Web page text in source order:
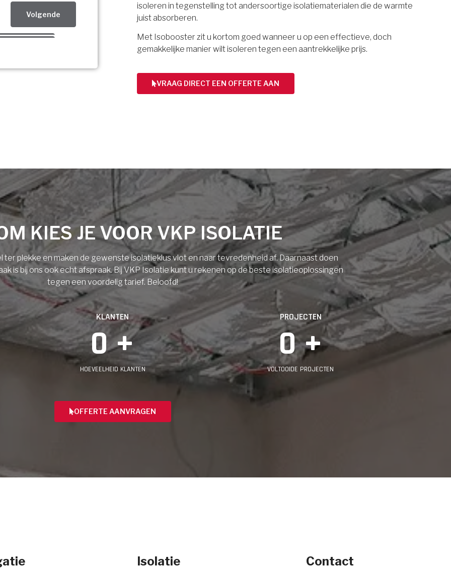
Volgende
isoleren in tegenstelling tot andersoortige isolatiematerialen die de warmte
juist absorberen.
Met Isobooster zit u kortom goed wanneer u op een effectieve, doch
gemakkelijke manier wilt isoleren tegen een aantrekkelijke prijs.
VRAAG DIRECT EEN OFFERTE AAN
KIES JE VOOR VKP ISOLATIE
ter plekke en maken de gewenste isolatieklus vlot en naar tevredenheid af. Daarnaast doen
is bij ons ook echt afspraak. Bij VKP Isolatie kunt u rekenen op de beste isolatieoplossingen
tegen een voordelig tarief. Beloofd!
KLANTEN
0 +
HOEVEELHEID KLANTEN
PROJECTEN
0 +
VOLTOOIDE PROJECTEN
OFFERTE AANVRAGEN
Isolatie Contact